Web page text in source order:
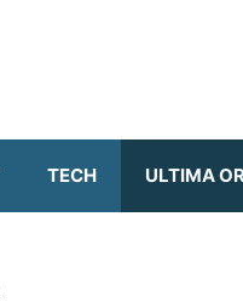
TECH ULTIMA